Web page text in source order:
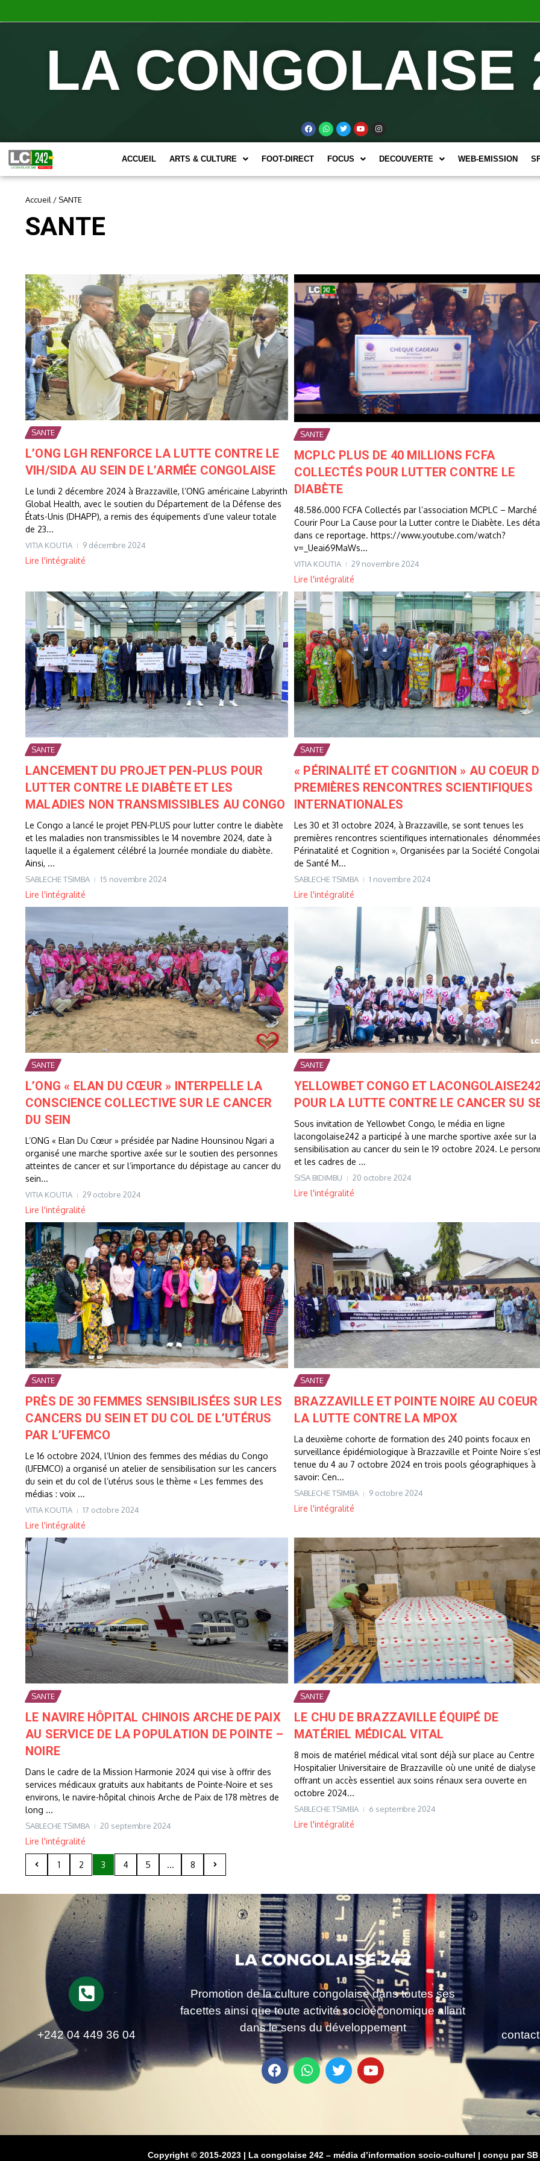
LA
ACCUEIL ARTS & CULTURE FOOT-DIRECT FOCUS DECOUVERTE WEB-EMISSION
Accueil / SANTE
SANTE
SANTE
L’ONG LGH RENFORCE LA LUTTE CONTRE LE
VIH/SIDA AU SEIN DE L’ARMÉE CONGOLAISE
Le lundi 2 décembre 2024 à Brazzaville, l’ONG américaine Labyrinth
Global Health, avec le soutien du Département de la Défense des
États-Unis (DHAPP), a remis des équipements d’une valeur totale
de 23...
VITIA KOUTIA 9 décembre 2024
Lire l'intégralité
SANTE
MCPLC PLUS DE 40 MILLIONS FCFA
COLLECTÉS POUR LUTTER CONTRE LE
DIABÈTE
48.586.000 FCFA Collectés par l’association MCPLC – Marché
Courir Pour La Cause pour la Lutter contre le Diabète. Les
dans ce reportage. https://www.youtube.com/watch?
v=_Ueai69MaWs...
VITIA KOUTIA 29 novembre 2024
Lire l'intégralité
SANTE
LANCEMENT DU PROJET PEN-PLUS POUR
LUTTER CONTRE LE DIABÈTE ET LES
MALADIES NON TRANSMISSIBLES AU CONGO
Le Congo a lancé le projet PEN-PLUS pour lutter contre le diabète
et les maladies non transmissibles le 14 novembre 2024, date à
laquelle il a également célébré la Journée mondiale du diabète.
Ainsi, ...
SABLECHE TSIMBA 15 novembre 2024
Lire l'intégralité
SANTE
« PÉRINALITÉ ET COGNITION » AU COEUR
PREMIÈRES RENCONTRES SCIENTIFIQUES
INTERNATIONALES
Les 30 et 31 octobre 2024, à Brazzaville, se sont tenues les
premières rencontres scientifiques internationales
Périnatalité et Cognition », Organisées par la Société
de Santé M...
SABLECHE TSIMBA 1 novembre 2024
Lire l'intégralité
SANTE
L’ONG « ELAN DU CŒUR » INTERPELLE LA
CONSCIENCE COLLECTIVE SUR LE CANCER
DU SEIN
L’ONG « Elan Du Cœur » présidée par Nadine Hounsinou Ngari a
organisé une marche sportive axée sur le soutien des personnes
atteintes de cancer et sur l’importance du dépistage au cancer du
sein...
VITIA KOUTIA 29 octobre 2024
Lire l'intégralité
SANTE
YELLOWBET CONGO ET
POUR LA LUTTE CONTRE LE CANCER SU
Sous invitation de Yellowbet Congo, le média en ligne
lacongolaise242 a participé à une marche sportive axée sur la
sensibilisation au cancer du sein le 19 octobre 2024. Le
et les cadres de ...
SISA BIDIMBU 20 octobre 2024
Lire l'intégralité
SANTE
PRÈS DE 30 FEMMES SENSIBILISÉES SUR LES
CANCERS DU SEIN ET DU COL DE L’UTÉRUS
PAR L’UFEMCO
Le 16 octobre 2024, l’Union des femmes des médias du Congo
(UFEMCO) a organisé un atelier de sensibilisation sur les cancers
du sein et du col de l’utérus sous le thème « Les femmes des
médias : voix ...
VITIA KOUTIA 17 octobre 2024
Lire l'intégralité
SANTE
BRAZZAVILLE ET POINTE NOIRE AU COEUR
LA LUTTE CONTRE LA MPOX
La deuxième cohorte de formation des 240 points focaux en
surveillance épidémiologique à Brazzaville et Pointe Noire
tenue du 4 au 7 octobre 2024 en trois pools géographiques à
savoir: Cen...
SABLECHE TSIMBA 9 octobre 2024
Lire l'intégralité
SANTE
LE NAVIRE HÔPITAL CHINOIS ARCHE DE PAIX
AU SERVICE DE LA POPULATION DE POINTE –
NOIRE
Dans le cadre de la Mission Harmonie 2024 qui vise à offrir des
services médicaux gratuits aux habitants de Pointe-Noire et ses
environs, le navire-hôpital chinois Arche de Paix de 178 mètres de
long ...
SABLECHE TSIMBA 20 septembre 2024
Lire l'intégralité
SANTE
LE CHU DE BRAZZAVILLE ÉQUIPÉ DE
MATÉRIEL MÉDICAL VITAL
8 mois de matériel médical vital sont déjà sur place au Centre
Hospitalier Universitaire de Brazzaville où une unité de dialyse
offrant un accès essentiel aux soins rénaux sera ouverte en
octobre 2024...
SABLECHE TSIMBA 6 septembre 2024
Lire l'intégralité
1 2 3 4 5 ... 8
+242 04 449 36 04
Promotion de la culture congolaise dans toutes ses
facettes ainsi que toute activité socioéconomique allant
dans le sens du développement
Copyright © 2015-2023 | La congolaise 242 – média d’information socio-culturel | conçu par SB